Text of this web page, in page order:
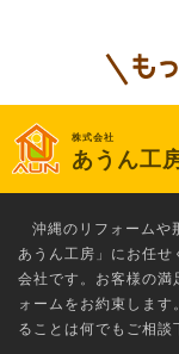
株式会社
あうん工
沖縄のリフォームや
あうん工房」にお任せ
会社です。お客様の
ォームをお約束しま
ることは何でもご相談